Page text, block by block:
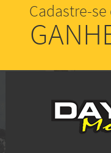
Cadastre-se